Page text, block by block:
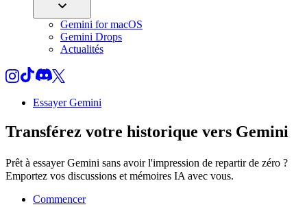
Gemini for macOS
Gemini Drops
Actualités
Essayer Gemini
Transférez votre historique vers Gemini
Prêt à essayer Gemini sans avoir l'impression de repartir de zéro ?
Emportez vos discussions et mémoires IA avec vous.
Commencer